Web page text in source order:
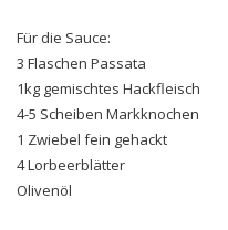
Für die Sauce:
3 Flaschen Passata
1kg gemischtes Hackfleisch
4-5 Scheiben Markknochen
1 Zwiebel fein gehackt
4 Lorbeerblätter
Olivenöl